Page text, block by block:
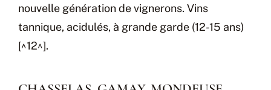
nouvelle génération de vignerons. Vins
tannique, acidulés, à grande garde (12-15 ans)
[^12^].